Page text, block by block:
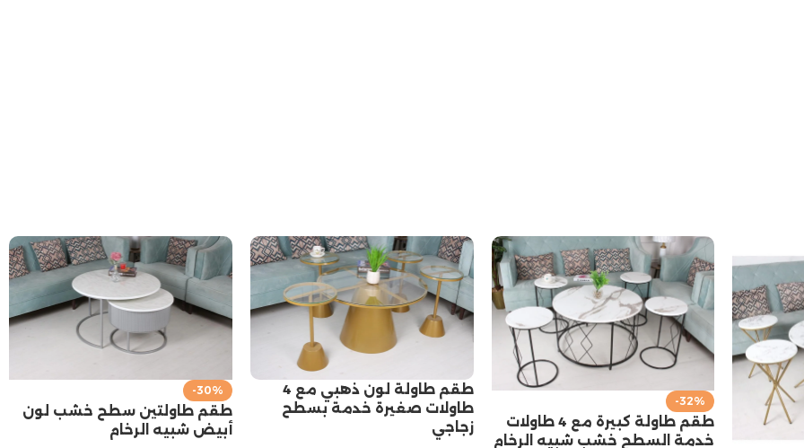
-32%
طقم طاولة كبيرة مع 4 طاولات
خدمة السطح خشب شبيه الرخام
طقم طاولة لون ذهبي مع 4
طاولات صغيرة خدمة بسطح
زجاجي
-30%
طقم طاولتين سطح خشب لون
أبيض شبيه الرخام